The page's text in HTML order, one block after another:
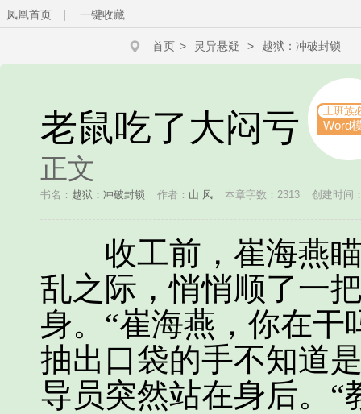
凤凰首页 | 一键收藏
首页 > 灵异悬疑 > 越狱：冲破封锁
老鼠吃了大闷亏 上班族
Word
正文
书名： 越狱：冲破封锁 作者： 山 风 本章字数：2313 创建时间
收工前，崔海燕瞄
乱之际，悄悄顺了一
身。“崔海燕，你在干
抽出口袋的手不知道
导员突然站在身后。“